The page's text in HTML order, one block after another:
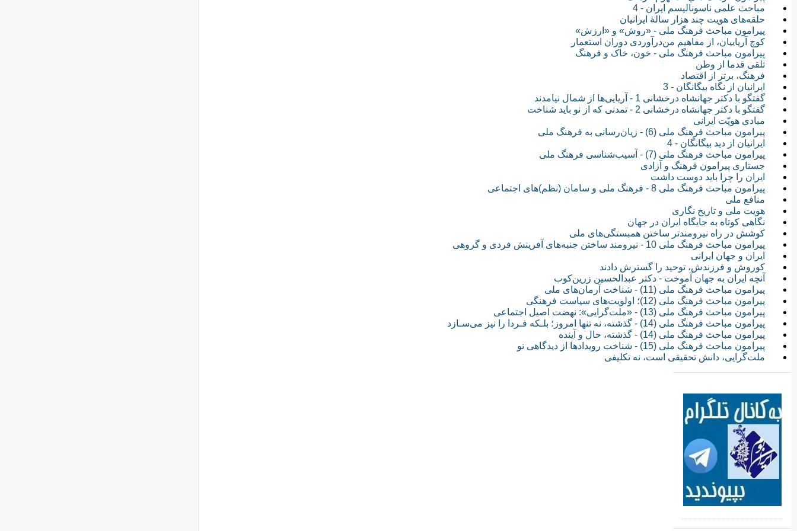
مباحث علمی‏ ناسونالیسم ایران - 4
حلقه‌های هویت چند هزار‎ سالهٔ ایرانیان
پیرامون مباحث فرهنگ ملی - «روش» و «ارزش»
کوچ آریاییان، از مفاهیم من‌در‌آوردی دوران استعمار
پیرامون مباحث فرهنگ ملی - خون، خاک و فرهنگ
تلقی قدما از وطن
فرهنگ، برتر از اقتصاد
ایرانیان از نگاه بیگانگان - 3
گفتگو با دکتر جهانشاه درخشانی 1 - آریایی‌ها از شمال نیامدند
گفتگو با دکتر جهانشاه درخشانی 2 - تمدنی که از نو باید شناخت
مبادی هویّت ایرانی
پیرامون مباحث فرهنگ ملی (6) - زیان‌رسانی به فرهنگ ملی
ایرانیان از دید بیگانگان - 4
پیرامون مباحث فرهنگ ملی (7) - آسیب‌شناسی فرهنگ ملی
جستاری پیرامون فرهنگ و آزادی
ایران را چرا باید دوست داشت
پیرامون مباحث فرهنگ ملی 8 - فرهنگ ملی و سامان (نظم)های اجتماعی
منافع ملی
هویت ملی و تاریخ نگاری
نگاهی کوتاه به جایگاه ایران در جهان
کوشش در راه نیرومندتر ساختن همبستگی‌های ملی
پیرامون مباحث فرهنگ ملی 10 - نیرومند ساختن جنبه‌های آفرینش فردی و گروهی
ایران و جهان ایرانی
کوروش و فرزندش، توحید را گسترش دادند
آنچه ایران به جهان آموخت - دکتر عبدالحسین زرین‌‏کوب
پیرامون مباحث فرهنگ ملی (11) - شناخت آرمان‌های ملی
پیرامون مباحث فرهنگ ملی (12)؛ اولویت‌های سیاست فرهنگی
پیرامون مباحث فرهنگ ملی (13) - «ملت‌گرایی»: نهضت اصیل اجتماعی
پیرامون مباحث فرهنگ ملی (14) - گذشته، نه تنها امروز؛ بلـکه فـردا را نیز می‌سـازد
پیرامون مباحث فرهنگ ملی (14) - گذشته، حال و آینده
پیرامون مباحث فرهنگ ملی (15) - شناخت رویدادها از دیدگاهی نو
ملت‌گرایی، دانش تحقیقی است، نه تکلیفی